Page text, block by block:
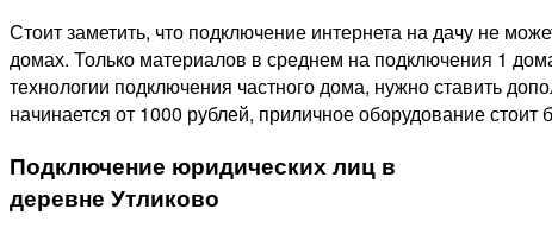
Стоит заметить, что подключение интернета на дачу не
домах. Только материалов в среднем на подключения 1
технологии подключения частного дома, нужно ставить
начинается от 1000 рублей, приличное оборудование стоит
Подключение юридических лиц в
деревне Утликово